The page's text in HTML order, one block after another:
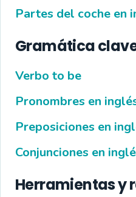
Partes del coche en
Gramática
Verbo to be
Pronombres en
Preposiciones en
Conjunciones en
Herramientas y